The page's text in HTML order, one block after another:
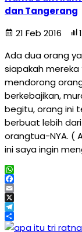
dan Tangerang
21 Feb 2016
Ada dua orang
siapakah mereka
mendorong
berkebajikan,
begitu, orang ini
berbuat lebih
orangtua-NYA. (
ini saya ingin
WhatsApp
Facebook
Email
X
Telegram
Share